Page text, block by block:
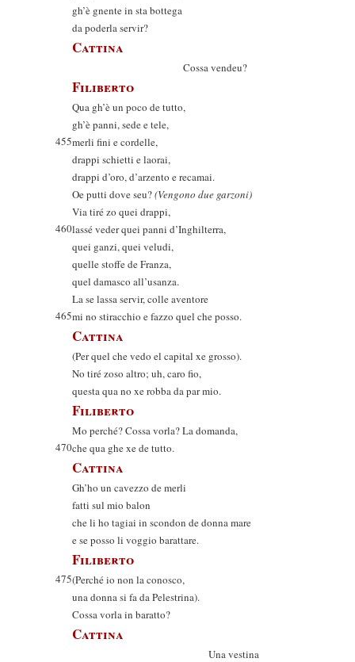
gh’è gnente in sta bottega
da poderla servir?
Cattina
Cossa vendeu?
Filiberto
Qua gh’è un poco de tutto,
gh’è panni, sede e tele,
455merli fini e cordelle,
drappi schietti e laorai,
drappi d’oro, d’arzento e recamai.
Oe putti dove seu?(Vengono due garzoni)
Via tiré zo quei drappi,
460lassé veder quei panni d’Inghilterra,
quei ganzi, quei veludi,
quelle stoffe de Franza,
quel damasco all’usanza.
La se lassa servir, colle aventore
465mi no stiracchio e fazzo quel che posso.
Cattina
(Per quel che vedo el capital xe grosso).
No tiré zoso altro; uh, caro fio,
questa qua no xe robba da par mio.
Filiberto
Mo perché? Cossa vorla? La domanda,
470che qua ghe xe de tutto.
Cattina
Gh’ho un cavezzo de merli
fatti sul mio balon
che li ho tagiai in scondon de donna mare
e se posso li voggio barattare.
Filiberto
475(Perché io non la conosco,
una donna si fa da Pelestrina).
Cossa vorla in baratto?
Cattina
Una vestina